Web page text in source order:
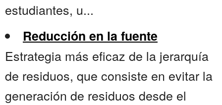
estudiantes, u...
Reducción en la fuente
Estrategia más eficaz de la jerarquía
de residuos, que consiste en evitar la
generación de residuos desde el